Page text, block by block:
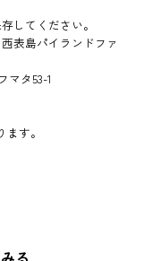
してください。
表島パイランドファ
マタ53-1
す。